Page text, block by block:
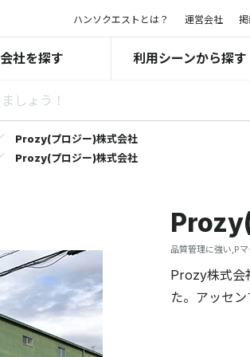
ハンソクエストとは？ 運営会社
会社を探す 利用シーンから探す
Prozy(プロジー)株式会社
Prozy(プロジー)株式会社
品質管理に強い,P
Prozy株式会
た。アッセ